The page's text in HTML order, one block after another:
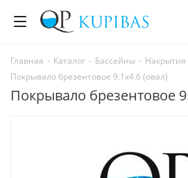
Главная - Каталог - Бассейны - Накрытия
Покрывало брезентовое 9.1х4.6 (овал)
Покрывало брезентовое